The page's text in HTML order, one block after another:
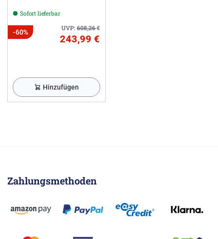
Sofort lieferbar
UVP:608,26€
-60%
243,99 €
Hinzufügen
Zahlungsmethoden